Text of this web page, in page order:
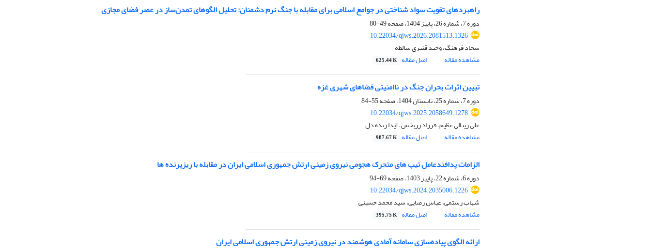
راهبردهای تقویت سواد شناختی در جوامع اسلامی برای مقابله با جنگ نرم دشمنان: تحلیل الگوهای تمدن‌ساز در عصر فضای مجازی
دوره 7، شماره 26، پاییز 1404، صفحه
49-80
10.22034/qjws.2026.2081513.1326
سجاد فرهنگ، وحید قنبری سالطه
مشاهده مقاله
اصل مقاله 625.44 K
تبیین اثرات بحران جنگ در ناامنیتی فضاهای شهری غزه
دوره 7، شماره 25، تابستان 1404، صفحه
55-84
10.22034/qjws.2025.2058649.1278
علی زینالی عظیم، فرزاد زربخش، آیدا زنده دل
مشاهده مقاله
اصل مقاله 987.67 K
الزامات پدافندعامل تیپ های متحرک هجومی نیروی زمینی ارتش جمهوری اسلامی ایران در مقابله با ریزپرنده ها
دوره 6، شماره 22، پاییز 1403، صفحه
69-94
10.22034/qjws.2024.2035006.1226
شهاب رستمی، عباس رضایی، سید محمد حسینی
مشاهده مقاله
اصل مقاله 395.75 K
ارائه الگوی پیاده‌سازی سامانه آمادی هوشمند در نیروی زمینی ارتش جمهوری اسلامی ایران